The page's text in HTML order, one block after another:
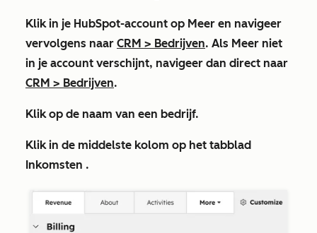
Klik in je HubSpot-account op Meer en navigeer
vervolgens naar CRM > Bedrijven. Als Meer niet
in je account verschijnt, navigeer dan direct naar
CRM > Bedrijven.
Klik op de naam van een bedrijf.
Klik in de middelste kolom op het tabblad
Inkomsten .